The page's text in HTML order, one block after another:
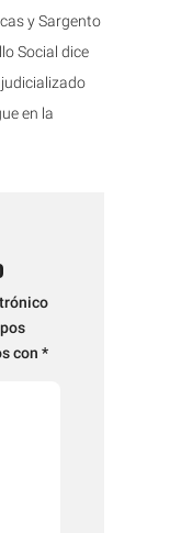
y Sargento
Social dice
en la
con *